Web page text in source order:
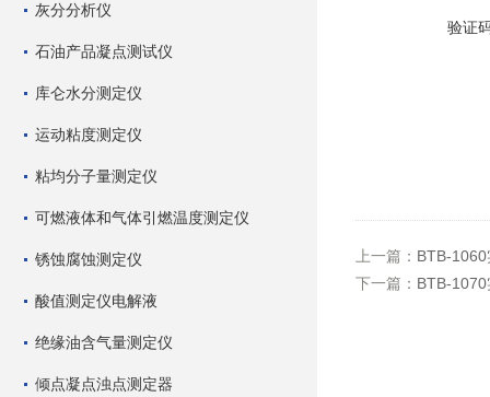
灰分分析仪
石油产品凝点测试仪
库仑水分测定仪
运动粘度测定仪
粘均分子量测定仪
可燃液体和气体引燃温度测定仪
锈蚀腐蚀测定仪
酸值测定仪电解液
绝缘油含气量测定仪
倾点凝点浊点测定器
验证
上一篇： BTB-
下一篇： BTB-